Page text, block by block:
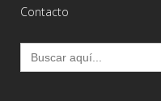
Contacto
Buscar: